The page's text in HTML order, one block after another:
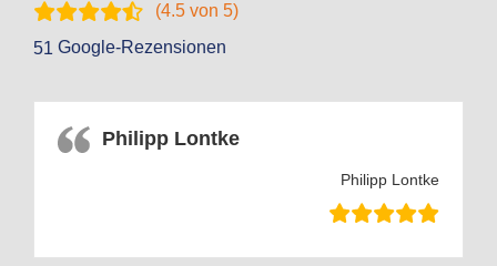
(4.5 von 5)
51 Google-Rezensionen
Philipp Lontke
Philipp Lontke